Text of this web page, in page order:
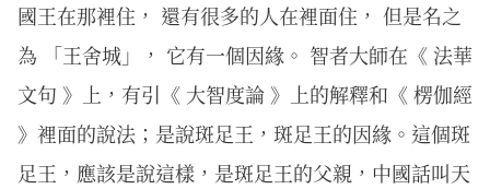
國王在那裡住， 還有很多的人在裡面住， 但是名之
為 「王舍城」， 它有一個因緣。 智者大師在《 法華
文句 》上，有引《 大智度論 》上的解釋和《 楞伽經
》裡面的說法；是說斑足王，斑足王的因緣。這個斑
足王，應該是說這樣，是斑足王的父親，中國話叫天